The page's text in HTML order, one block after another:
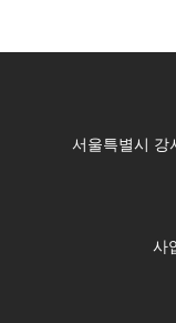
서울특별시 강
사